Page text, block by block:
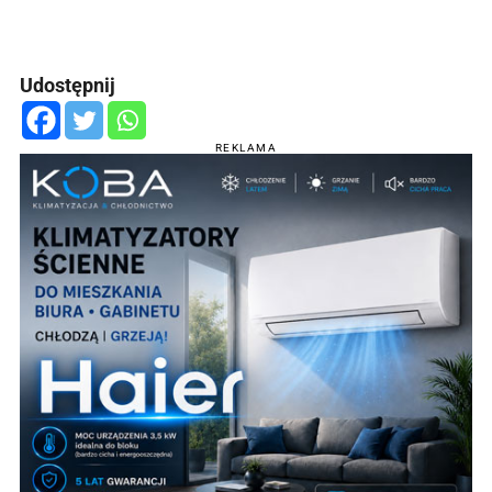
Udostępnij
REKLAMA